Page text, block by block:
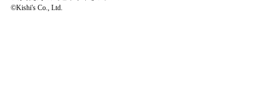
©Kishi's Co., Ltd.